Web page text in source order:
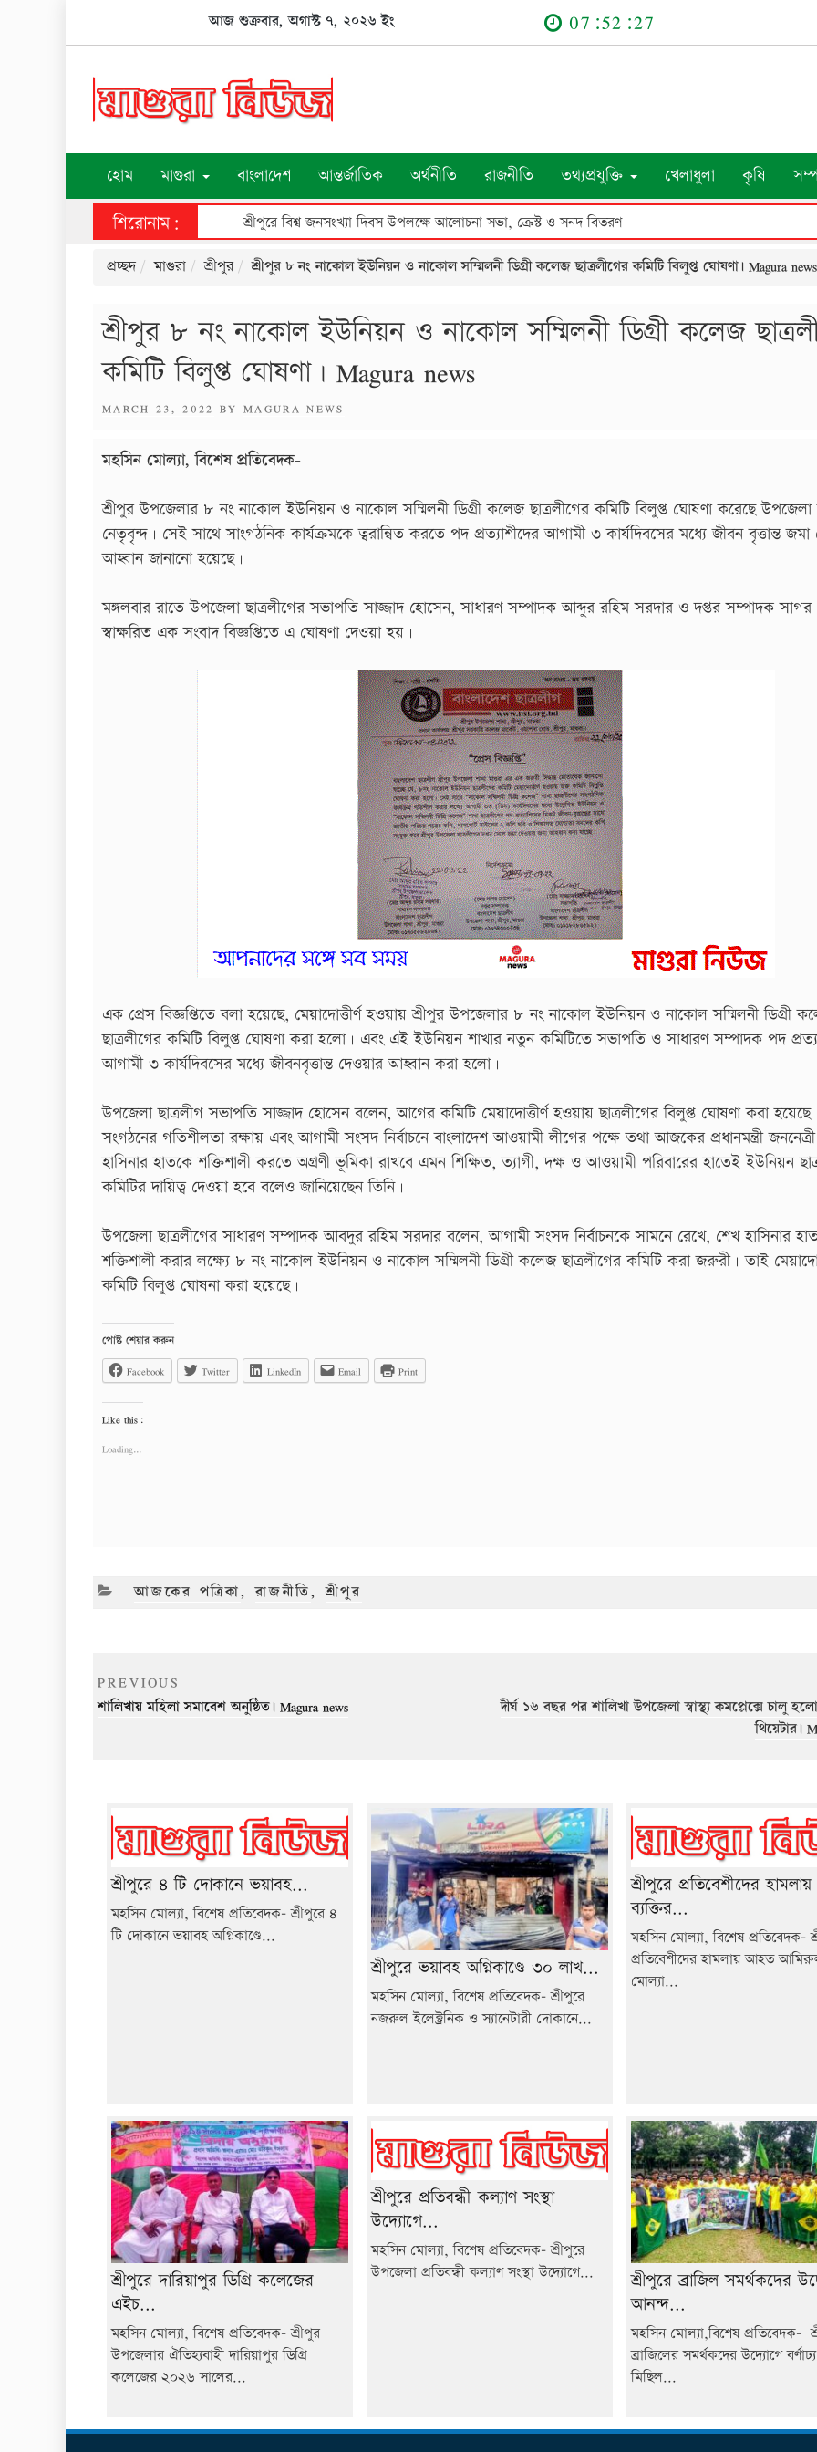
আজ শুক্রবার, অগাস্ট ৭, ২০২৬ ইং 07:52:28
হোম মাগুরা বাংলাদেশ আন্তর্জাতিক অর্থনীতি রাজনীতি তথ্যপ্রযুক্তি খেলাধুলা কৃষি
শিরোনাম: শ্রীপুরে বিশ্ব জনসংখ্যা দিবস উপলক্ষে আলোচনা সভা, ক্রেস্ট ও সনদ বিতরণ
প্রচ্ছদ মাগুরা শ্রীপুর শ্রীপুর ৮ নং নাকোল ইউনিয়ন ও নাকোল সম্মিলনী ডিগ্রী কলেজ ছাত্রলীগের কমিটি বিলুপ্ত ঘোষণা। Magura news
শ্রীপুর ৮ নং নাকোল ইউনিয়ন ও নাকোল সম্মিলনী ডিগ্রী কলেজ
কমিটি বিলুপ্ত ঘোষণা। Magura news
POSTED
MARCH 23, 2022 BY MAGURA NEWS
মহসিন মোল্যা, বিশেষ প্রতিবেদক-
শ্রীপুর উপজেলার ৮ নং নাকোল ইউনিয়ন ও নাকোল সম্মিলনী ডিগ্রী কলেজ ছাত্রলীগের কমিটি বিলুপ্ত ঘোষণা করেছে উপজেলা
নেতৃবৃন্দ। সেই সাথে সাংগঠনিক কার্যক্রমকে ত্বরান্বিত করতে পদ প্রত্যাশীদের আগামী ৩ কার্যদিবসের মধ্যে জীবন বৃত্তান্ত জমা
আহ্বান জানানো হয়েছে।
মঙ্গলবার রাতে উপজেলা ছাত্রলীগের সভাপতি সাজ্জাদ হোসেন, সাধারণ সম্পাদক আব্দুর রহিম সরদার ও দপ্তর সম্পাদক
স্বাক্ষরিত এক সংবাদ বিজ্ঞপ্তিতে এ ঘোষণা দেওয়া হয়।
এক প্রেস বিজ্ঞপ্তিতে বলা হয়েছে, মেয়াদোত্তীর্ণ হওয়ায় শ্রীপুর উপজেলার ৮ নং নাকোল ইউনিয়ন ও নাকোল সম্মিলনী ডিগ্রী
ছাত্রলীগের কমিটি বিলুপ্ত ঘোষণা করা হলো। এবং এই ইউনিয়ন শাখার নতুন কমিটিতে সভাপতি ও সাধারণ সম্পাদক পদ
আগামী ৩ কার্যদিবসের মধ্যে জীবনবৃত্তান্ত দেওয়ার আহ্বান করা হলো।
উপজেলা ছাত্রলীগ সভাপতি সাজ্জাদ হোসেন বলেন, আগের কমিটি মেয়াদোত্তীর্ণ হওয়ায় ছাত্রলীগের বিলুপ্ত ঘোষণা করা হয়েছে।
সংগঠনের গতিশীলতা রক্ষায় এবং আগামী সংসদ নির্বাচনে বাংলাদেশ আওয়ামী লীগের পক্ষে তথা আজকের প্রধানমন্ত্রী
হাসিনার হাতকে শক্তিশালী করতে অগ্রণী ভূমিকা রাখবে এমন শিক্ষিত, ত্যাগী, দক্ষ ও আওয়ামী পরিবারের হাতেই ইউনিয়ন
কমিটির দায়িত্ব দেওয়া হবে বলেও জানিয়েছেন তিনি।
উপজেলা ছাত্রলীগের সাধারণ সম্পাদক আবদুর রহিম সরদার বলেন, আগামী সংসদ নির্বাচনকে সামনে রেখে, শেখ হাসিনার
শক্তিশালী করার লক্ষ্যে ৮ নং নাকোল ইউনিয়ন ও নাকোল সম্মিলনী ডিগ্রী কলেজ ছাত্রলীগের কমিটি করা জরুরী। তাই
কমিটি বিলুপ্ত ঘোষনা করা হয়েছে।
পোষ্ট শেয়ার করুন
Facebook
Twitter LinkedIn Email Print
Like this:
Loading...
CATEGORIES
আজকের পত্রিকা,রাজনীতি,শ্রীপুর
Post
navigation
Previous
Post
PREVIOUS
শালিখায় মহিলা সমাবেশ অনুষ্ঠিত। Magura news
দীর্ঘ ১৬ বছর পর শালিখা উপজেলা স্বাস্থ্য কমপ্লেক্সে চালু
থিয়েটার।
শ্রীপুরে ৪ টি দোকানে ভয়াবহ...
মহসিন মোল্যা, বিশেষ প্রতিবেদক- শ্রীপুরে ৪
টি দোকানে ভয়াবহ অগ্নিকাণ্ডে...
শ্রীপুরে ভয়াবহ অগ্নিকাণ্ডে ৩০ লাখ...
মহসিন মোল্যা, বিশেষ প্রতিবেদক- শ্রীপুরে
নজরুল ইলেক্ট্রনিক ও স্যানেটারী দোকানে...
শ্রীপুরে প্রতিবেশীদের
ব্যক্তির...
মহসিন মোল্যা, বিশেষ প্রতিবেদক-
প্রতিবেশীদের হামলায় আহত
মোল্যা...
শ্রীপুরে দারিয়াপুর ডিগ্রি কলেজের
এইচ...
মহসিন মোল্যা, বিশেষ প্রতিবেদক- শ্রীপুর
উপজেলার ঐতিহ্যবাহী দারিয়াপুর ডিগ্রি
কলেজের ২০২৬ সালের...
শ্রীপুরে প্রতিবন্ধী কল্যাণ সংস্থা
উদ্যোগে...
মহসিন মোল্যা, বিশেষ প্রতিবেদক- শ্রীপুরে
উপজেলা প্রতিবন্ধী কল্যাণ সংস্থা উদ্যোগে...
শ্রীপুরে ব্রাজিল সমর্থকদের
আনন্দ...
মহসিন মোল্যা,বিশেষ প্রতিবেদক-
ব্রাজিলের সমর্থকদের উদ্যোগে
মিছিল...